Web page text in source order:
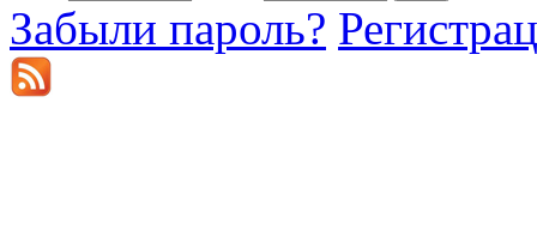
Забыли пароль?